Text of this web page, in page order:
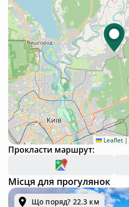
Leaflet |
Прокласти маршрут:
Місця для прогулянок
Що поряд? 22.3 км